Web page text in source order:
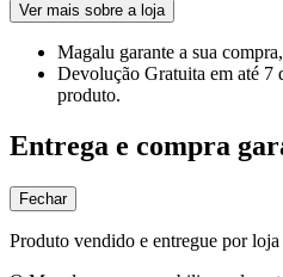
Ver mais sobre a loja
Magalu garante a sua
Devolução Gratuita em até 7
produto.
Entrega e compra
Fechar
Produto vendido e entregue por loja